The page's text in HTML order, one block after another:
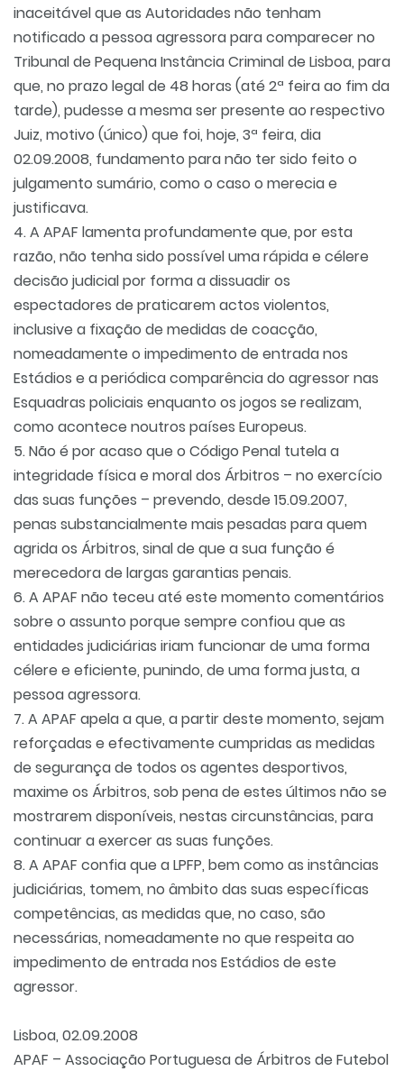
inaceitável que as Autoridades não tenham
notificado a pessoa agressora para comparecer no
Tribunal de Pequena Instância Criminal de Lisboa, para
que, no prazo legal de 48 horas (até 2ª feira ao fim da
tarde), pudesse a mesma ser presente ao respectivo
Juiz, motivo (único) que foi, hoje, 3ª feira, dia
02.09.2008, fundamento para não ter sido feito o
julgamento sumário, como o caso o merecia e
justificava.
4. A APAF lamenta profundamente que, por esta
razão, não tenha sido possível uma rápida e célere
decisão judicial por forma a dissuadir os
espectadores de praticarem actos violentos,
inclusive a fixação de medidas de coacção,
nomeadamente o impedimento de entrada nos
Estádios e a periódica comparência do agressor nas
Esquadras policiais enquanto os jogos se realizam,
como acontece noutros países Europeus.
5. Não é por acaso que o Código Penal tutela a
integridade física e moral dos Árbitros – no exercício
das suas funções – prevendo, desde 15.09.2007,
penas substancialmente mais pesadas para quem
agrida os Árbitros, sinal de que a sua função é
merecedora de largas garantias penais.
6. A APAF não teceu até este momento comentários
sobre o assunto porque sempre confiou que as
entidades judiciárias iriam funcionar de uma forma
célere e eficiente, punindo, de uma forma justa, a
pessoa agressora.
7. A APAF apela a que, a partir deste momento, sejam
reforçadas e efectivamente cumpridas as medidas
de segurança de todos os agentes desportivos,
maxime os Árbitros, sob pena de estes últimos não se
mostrarem disponíveis, nestas circunstâncias, para
continuar a exercer as suas funções.
8. A APAF confia que a LPFP, bem como as instâncias
judiciárias, tomem, no âmbito das suas específicas
competências, as medidas que, no caso, são
necessárias, nomeadamente no que respeita ao
impedimento de entrada nos Estádios de este
agressor.
Lisboa, 02.09.2008
APAF – Associação Portuguesa de Árbitros de Futebol